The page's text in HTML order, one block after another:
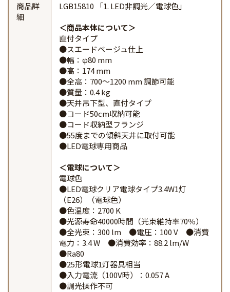
商品詳
細
LGB15810 「1. LED非調光／電球色」
商品本体について
直付タイプ
●スエードベージュ仕上
●幅：φ80 mm
●高：174 mm
●全高：700～1200 mm 調節可能
●質量：0.4 kg
●天井吊下型、直付タイプ
●コード50cm収納可能
●コード収納型フランジ
●55度までの傾斜天井に取付可能
●LED電球専用商品
電球について
電球色
●LED電球クリア電球タイプ3.4W1灯
（E26）（電球色）
●色温度：2700 K
●光源寿命40000時間（光束維持率70％）
●全光束：300 lm ●電圧：100 V ●消費
電力：3.4 W ●消費効率：88.2 lm/W
●Ra80
●25形電球1灯器具相当
●入力電流（100V時）：0.057 A
●調光操作不可